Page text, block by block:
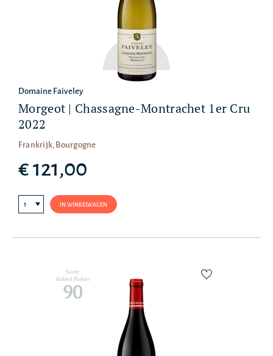
Domaine Faiveley
Morgeot | Chassagne-Montrachet 1er Cru
2022
Frankrijk, Bourgogne
€ 121,00
IN WINKELWAGEN
Score
Robert Parker
90